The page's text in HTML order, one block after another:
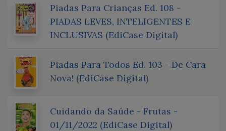
Piadas Para Crianças Ed. 108 -
PIADAS LEVES, INTELIGENTES E
INCLUSIVAS (EdiCase Digital)
Piadas Para Todos Ed. 103 - De Cara
Nova! (EdiCase Digital)
Cuidando da Saúde - Frutas -
01/11/2022 (EdiCase Digital)